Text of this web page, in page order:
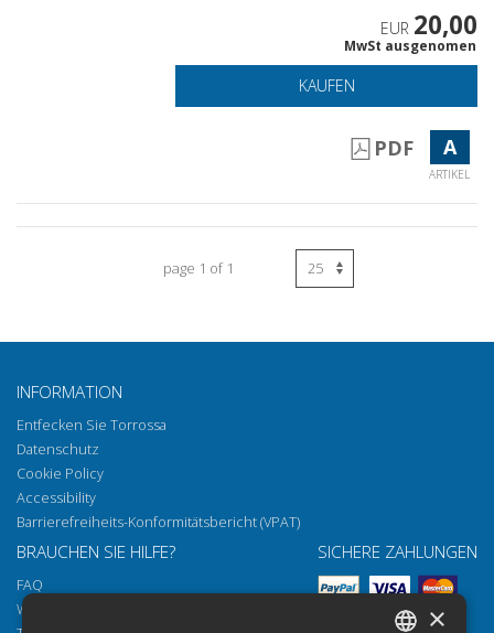
EUR 20,00
MwSt ausgenomen
KAUFEN
PDF A
ARTIKEL
page 1 of 1
INFORMATION
Entfecken Sie Torrossa
Datenschutz
Cookie Policy
Accessibility
Barrierefreiheits-Konformitätsbericht (VPAT)
BRAUCHEN SIE HILFE?
FAQ
Wie öffnen Sie unsere Dokumente
SICHERE ZAHLUNGEN
×